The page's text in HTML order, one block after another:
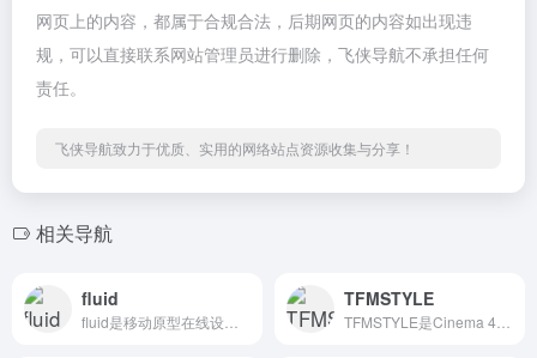
网页上的内容，都属于合规合法，后期网页的内容如出现违
规，可以直接联系网站管理员进行删除，飞侠导航不承担任何
责任。
飞侠导航致力于优质、实用的网络站点资源收集与分享！
相关导航
fluid TFMSTYLE